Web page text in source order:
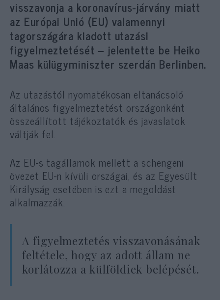
visszavonja a koronavírus-járvány miatt
az Európai Unió (EU) valamennyi
tagországára kiadott utazási
figyelmeztetését – jelentette be Heiko
Maas külügyminiszter szerdán Berlinben.
Az utazástól nyomatékosan eltanácsoló
általános figyelmeztetést országonként
összeállított tájékoztatók és javaslatok
váltják fel.
Az EU-s tagállamok mellett a schengeni
övezet EU-n kívüli országai, és az Egyesült
Királyság esetében is ezt a megoldást
alkalmazzák.
A figyelmeztetés visszavonásának
feltétele, hogy az adott állam ne
korlátozza a külföldiek belépését.